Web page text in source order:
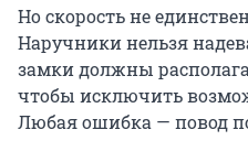
Но скорость не
Наручники нельзя
замки должны
чтобы исключить
Любая ошибка — повод